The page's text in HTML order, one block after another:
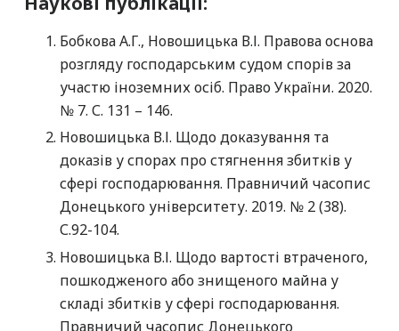
Бобкова А.Г., Новошицька В.І. Правова основа
розгляду господарським судом спорів за
участю іноземних осіб. Право України. 2020.
№ 7. С. 131 – 146.
Новошицька В.І. Щодо доказування та
доказів у спорах про стягнення збитків у
сфері господарювання. Правничий часопис
Донецького університету. 2019. № 2 (38).
С.92-104.
Новошицька В.І. Щодо вартості втраченого,
пошкодженого або знищеного майна у
складі збитків у сфері господарювання.
Правничий часопис Донецького